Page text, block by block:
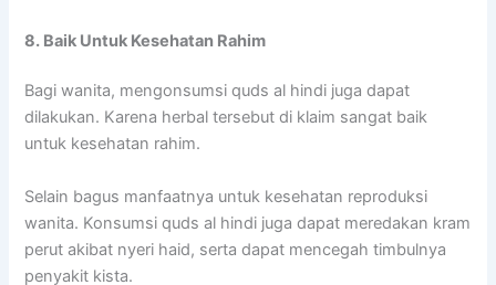
8. Baik Untuk Kesehatan Rahim
Bagi wanita, mengonsumsi quds al hindi juga dapat
dilakukan. Karena herbal tersebut di klaim sangat baik
untuk kesehatan rahim.
Selain bagus manfaatnya untuk kesehatan reproduksi
wanita. Konsumsi quds al hindi juga dapat meredakan kram
perut akibat nyeri haid, serta dapat mencegah timbulnya
penyakit kista.